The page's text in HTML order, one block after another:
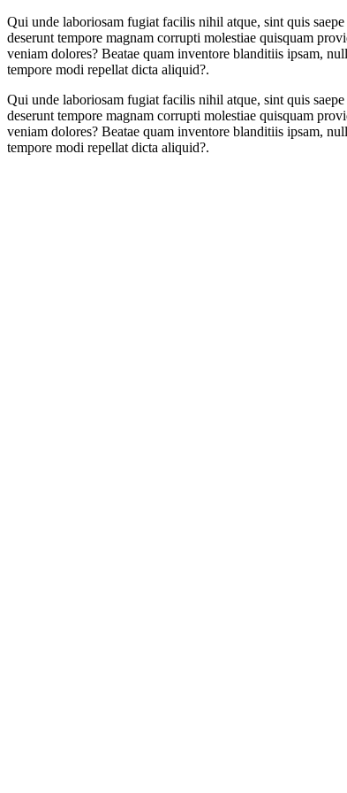
Qui unde laboriosam fugiat facilis nihil atque, sint quis
deserunt tempore magnam corrupti molestiae quisquam
veniam dolores? Beatae quam inventore blanditiis ipsam,
tempore modi repellat dicta aliquid?.
Qui unde laboriosam fugiat facilis nihil atque, sint quis
deserunt tempore magnam corrupti molestiae quisquam
veniam dolores? Beatae quam inventore blanditiis ipsam,
tempore modi repellat dicta aliquid?.